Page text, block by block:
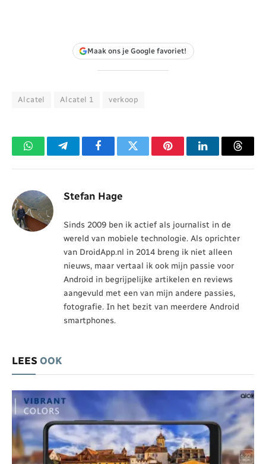
Maak ons je Google favoriet!
Alcatel Alcatel 1 verkoop
WhatsAppTelegramFacebookTwitter PinterestLinkedIn
Stefan Hage
Sinds 2009 ben ik actief als journalist in de
wereld van mobiele technologie. Als oprichter
van DroidApp.nl in 2014 breng ik niet alleen
nieuws, maar vertaal ik ook mijn passie voor
Android in begrijpelijke artikelen en reviews
aangevuld met een van mijn andere passies,
fotografie. In het bezit van meerdere Android
smartphones.
LEES OOK